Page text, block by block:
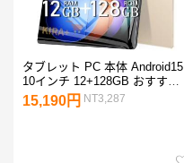
タブレット PC 本体 Android15
10インチ 12+128GB おすすめ
Wi-Fi 5G モデル GPS
Bluetooth 通話対応 IPS液晶 大
15,190円 NT3,287